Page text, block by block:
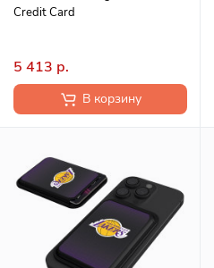
Credit Card
5 413 р.
В корзину